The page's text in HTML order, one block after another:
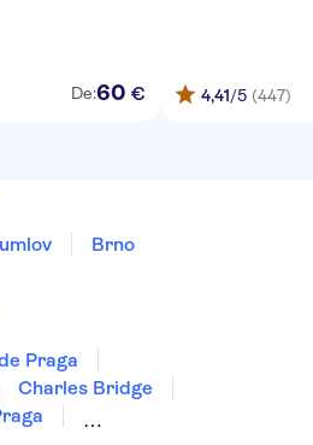
De:60 € 4,41/5 (447)
Brno
Praga
Charles Bridge